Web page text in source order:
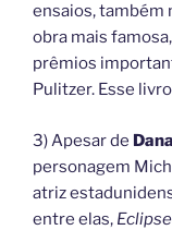
ensaios, também
obra mais famosa,
prêmios
Pulitzer. Esse
3) Apesar de
personagem
atriz
entre elas,